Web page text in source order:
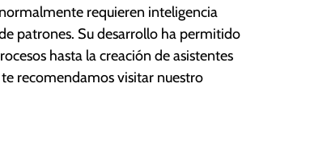
requieren inteligencia
patrones. Su desarrollo ha permitido
hasta la creación de asistentes
recomendamos visitar nuestro